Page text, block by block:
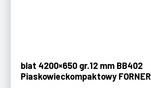
blat 4200×650 gr.12 mm BB402
Piaskowieckompaktowy FORNER